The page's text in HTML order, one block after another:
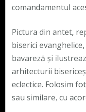
comandamentul
Pictura din antet,
biserici
bavareză și
arhitecturii
eclectice. Folosim
sau similare, cu